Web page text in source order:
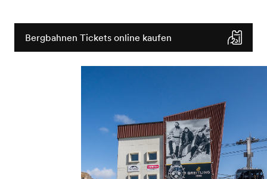
Bergbahnen Tickets online kaufen